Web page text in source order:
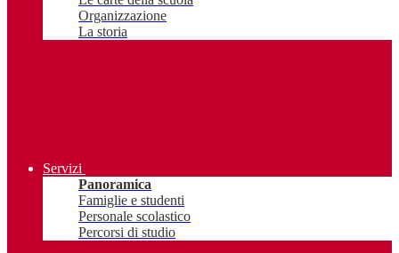
Organizzazione
La storia
Servizi
Panoramica
Famiglie e studenti
Personale scolastico
Percorsi di studio